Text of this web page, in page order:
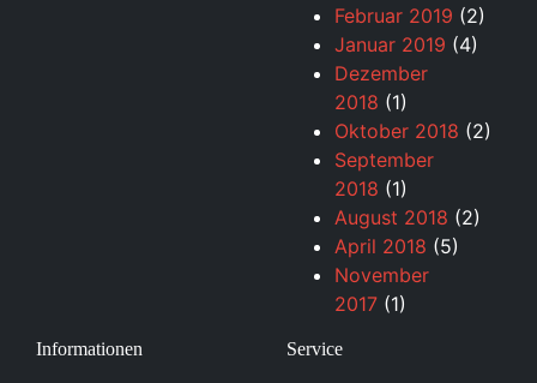
Februar 2019 (2)
Januar 2019 (4)
Dezember
2018 (1)
Oktober 2018 (2)
September
2018 (1)
August 2018 (2)
April 2018 (5)
November
2017 (1)
Informationen Service